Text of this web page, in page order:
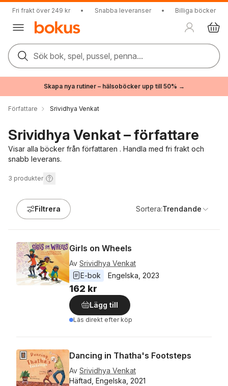
Fri frakt över 249 kr • Snabba leveranser • Billiga böcker
Sök bok, spel, pussel, penna...
Skapa nya rutiner – hälsoböcker upp till 50% →
Författare Srividhya Venkat
Srividhya Venkat – författare
Visar alla böcker från författaren . Handla med fri frakt och
snabb leverans.
3 produkter
Filtrera Sortera:Trendande
Girls on Wheels
Av Srividhya Venkat
E-bok
Engelska 2023
162 kr
Lägg till
Läs direkt efter köp
Dancing in Thatha's Footsteps
Av Srividhya Venkat
Häftad, Engelska, 2021